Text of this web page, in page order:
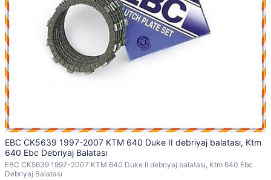
EBC CK5639 1997-2007 KTM 640 Duke II debriyaj balatası, Ktm
640 Ebc Debriyaj Balatası
EBC CK5639 1997-2007 KTM 640 Duke II debriyaj balatası, Ktm 640 Ebc
Debriyaj Balatası